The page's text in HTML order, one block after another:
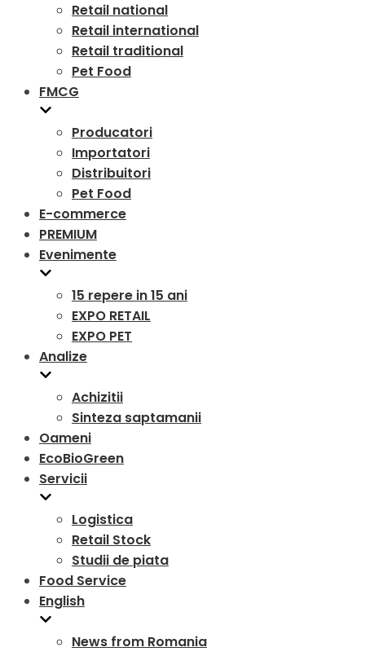
Retail national
Retail international
Retail traditional
Pet Food
FMCG
Producatori
Importatori
Distribuitori
Pet Food
E-commerce
PREMIUM
Evenimente
15 repere in 15 ani
EXPO RETAIL
EXPO PET
Analize
Achizitii
Sinteza saptamanii
Oameni
EcoBioGreen
Servicii
Logistica
Retail Stock
Studii de piata
Food Service
English
News from Romania